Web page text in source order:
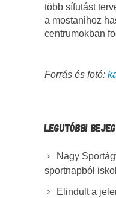
több sífutást
a mostanihoz
centrumokban
Forrás és fotó:
LEGUTÓBBI
Nagy
sportnapból
Elindult a